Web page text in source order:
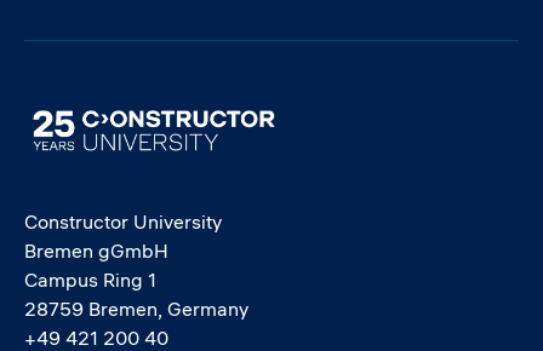
Image
Constructor University
Bremen gGmbH
Campus Ring 1
28759 Bremen, Germany
+49 421 200 40